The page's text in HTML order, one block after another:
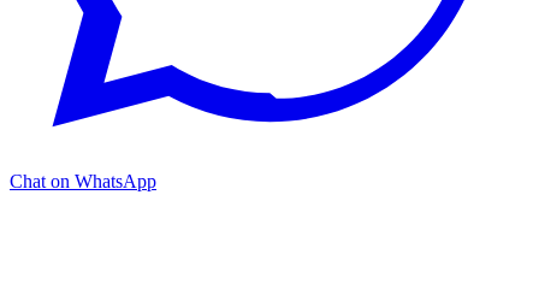
Chat on WhatsApp